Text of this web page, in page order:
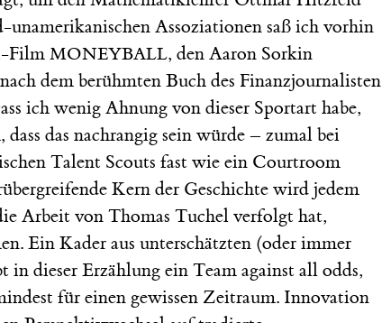
unamerikanischen Assoziationen saß ich vorhin
Film MONEYBALL, den Aaron Sorkin
dem berühmten Buch des Finanzjournalisten
ich wenig Ahnung von dieser Sportart habe,
das nachrangig sein würde – zumal bei
Talent Scouts fast wie ein Courtroom
Kern der Geschichte wird jedem
Arbeit von Thomas Tuchel verfolgt hat,
Ein Kader aus unterschätzten (oder immer
in dieser Erzählung ein Team against all odds,
für einen gewissen Zeitraum. Innovation